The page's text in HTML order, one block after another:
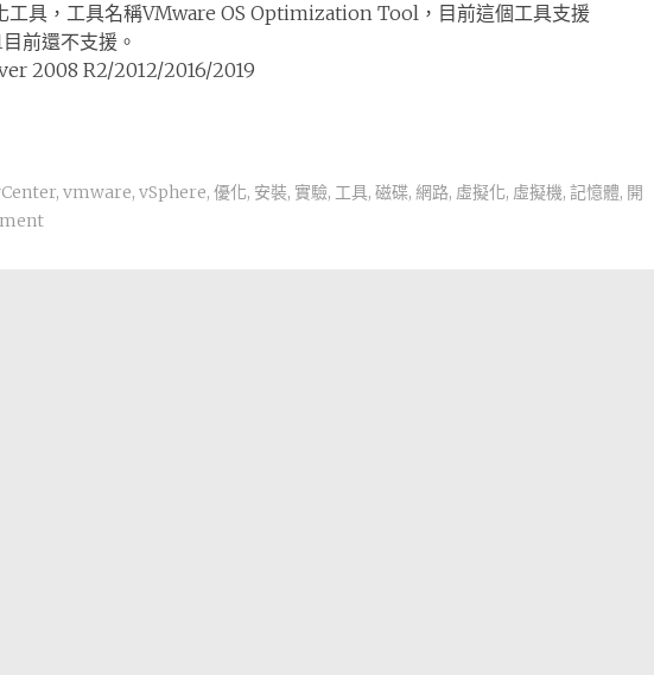
工具，工具名稱VMware OS Optimization Tool，目前這個工具支援
前還不支援。
2008 R2/2012/2016/2019
, vmware, vSphere, 優化, 安裝, 實驗, 工具, 磁碟, 網路, 虛擬化, 虛擬機, 記憶體, 開